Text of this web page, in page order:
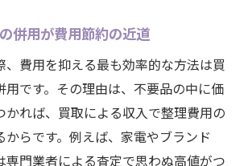
併用が費用節約の近道
、費用を抑える最も効率的な方法は買
用です。その理由は、不要品の中に価
かれば、買取による収入で整理費用の
からです。例えば、家電やブランド
専門業者による査定で思わぬ高値がつ